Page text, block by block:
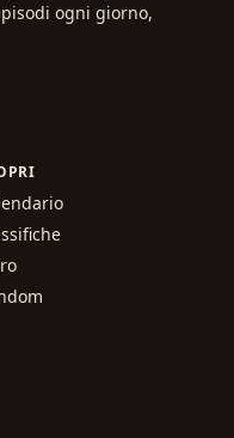
ogni giorno,